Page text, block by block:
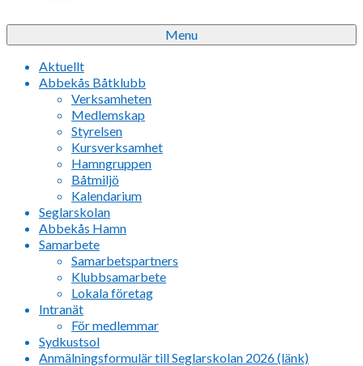
Menu
Aktuellt
Abbekås Båtklubb
Verksamheten
Medlemskap
Styrelsen
Kursverksamhet
Hamngruppen
Båtmiljö
Kalendarium
Seglarskolan
Abbekås Hamn
Samarbete
Samarbetspartners
Klubbsamarbete
Lokala företag
Intranät
För medlemmar
Sydkustsol
Anmälningsformulär till Seglarskolan 2026 (länk)